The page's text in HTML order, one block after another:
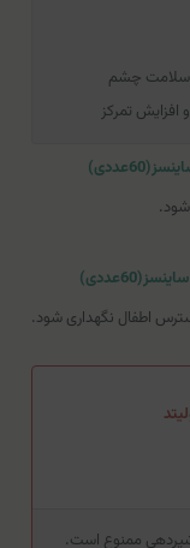
سلامت چشم
تمرکز
اطفال نگهداری شود.
امگا3 فرمولیتد
شیردهی ممنوع است.